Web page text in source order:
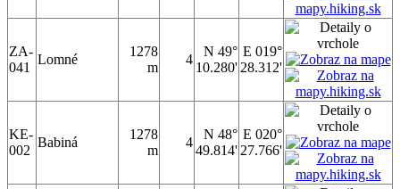
ZA-
041
Lomné
1278
m
4
N 49°
10.280'
E 019°
28.312'
KE-
002
Babiná
1278
m
4
N 48°
49.814'
E 020°
27.766'